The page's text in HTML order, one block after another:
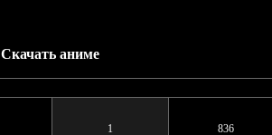
Скачать аниме
1 836